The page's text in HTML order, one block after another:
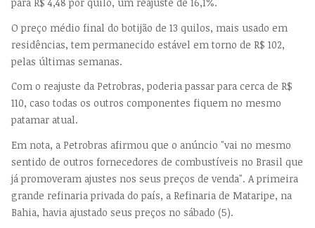
O preço médio final do botijão de 13 quilos, mais usado em
residências, tem permanecido estável em torno de R$ 102,
pelas últimas semanas.
Com o reajuste da Petrobras, poderia passar para cerca de R$
110, caso todas os outros componentes fiquem no mesmo
patamar atual.
Em nota, a Petrobras afirmou que o anúncio "vai no mesmo
sentido de outros fornecedores de combustíveis no Brasil que
já promoveram ajustes nos seus preços de venda". A primeira
grande refinaria privada do país, a Refinaria de Mataripe, na
Bahia, havia ajustado seus preços no sábado (5).